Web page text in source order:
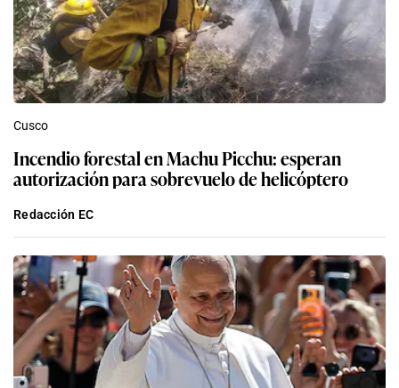
Cusco
Incendio forestal en Machu Picchu: esperan
autorización para sobrevuelo de helicóptero
Redacción EC